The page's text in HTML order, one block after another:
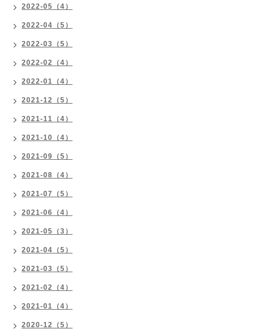
2022-05（4）
2022-04（5）
2022-03（5）
2022-02（4）
2022-01（4）
2021-12（5）
2021-11（4）
2021-10（4）
2021-09（5）
2021-08（4）
2021-07（5）
2021-06（4）
2021-05（3）
2021-04（5）
2021-03（5）
2021-02（4）
2021-01（4）
2020-12（5）